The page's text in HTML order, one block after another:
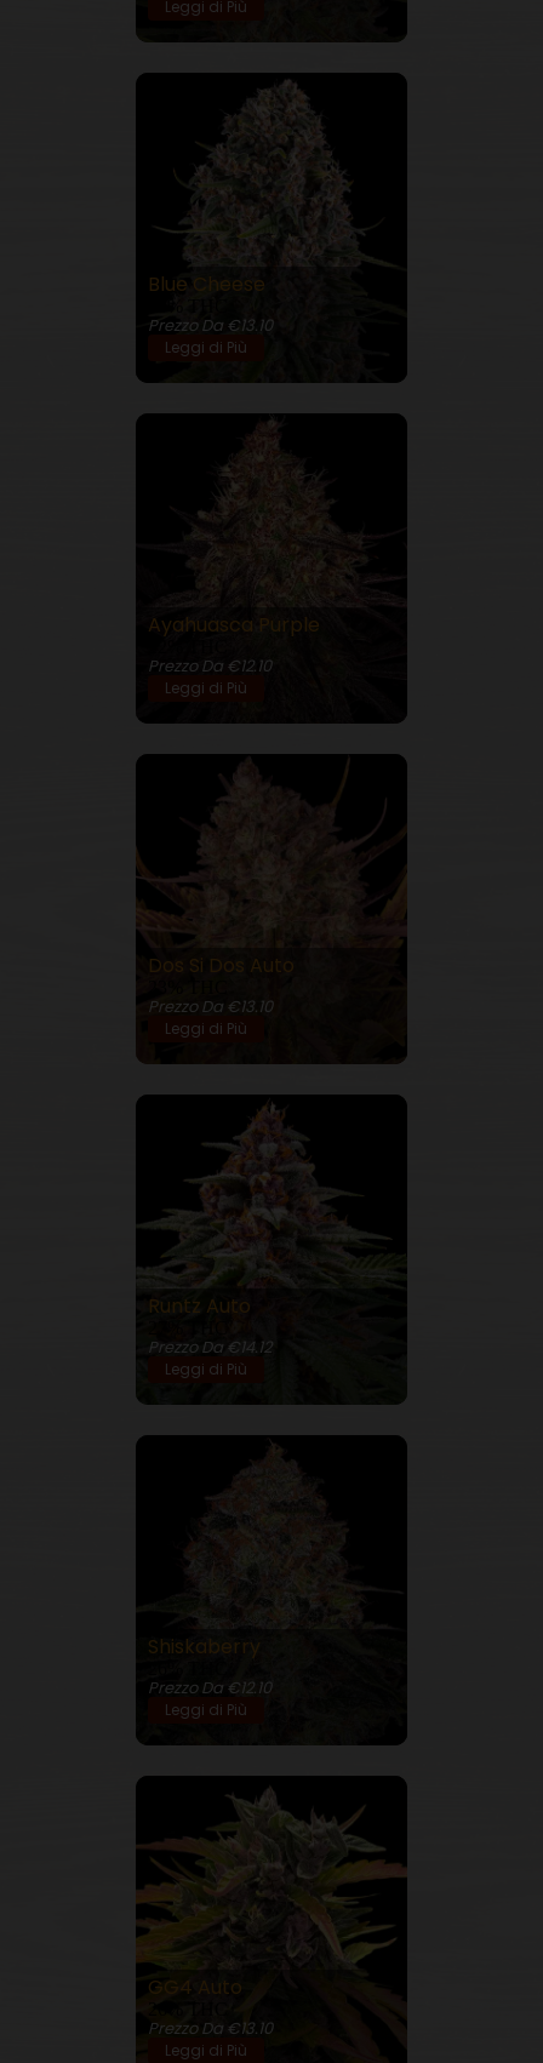
Leggi di Più
Blue Cheese
Prezzo Da €13.10
Leggi di Più
Ayahuasca Purple
Prezzo Da €12.10
Leggi di Più
Dos Si Dos Auto
Prezzo Da €13.10
Leggi di Più
Runtz Auto
Prezzo Da €14.12
Leggi di Più
Shiskaberry
Prezzo Da €12.10
Leggi di Più
GG4 Auto
Prezzo Da €13.10
Leggi di Più